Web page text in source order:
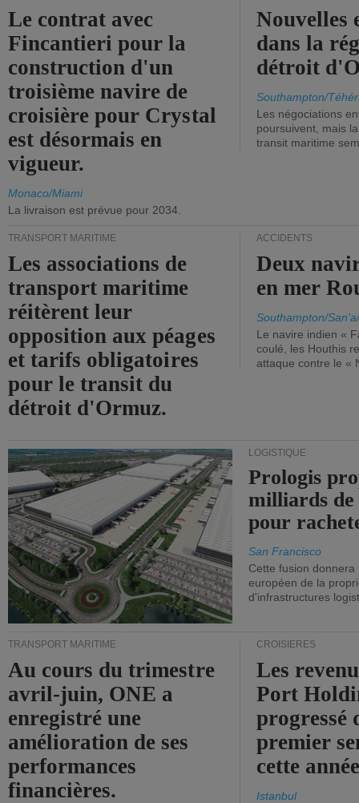
Le contrat avec
Fincantieri pour la
construction d'un
troisième navire de
croisière pour Crystal
est désormais en
vigueur.
Monaco/Miami
La livraison est prévue pour 2034.
Nouvelles
dans la
détroit
Southampton/
Les négociations
poursuivent, mais
transit maritime
TRANSPORT MARITIME
Les associations de
transport maritime
réitèrent leur
opposition aux péages
et tarifs obligatoires
pour le transit du
détroit d'Ormuz.
ACCIDENTS
Deux
en mer
Southampton/
Le navire indien «
coulé, les Houthis
attaque contre le «
LOGISTIQUE
Prologis
milliards
pour
San Francisco
Cette fusion
européen de la
d'infrastructures
TRANSPORT MARITIME
Au cours du trimestre
avril-juin, ONE a
enregistré une
amélioration de ses
performances
financières.
CROISIÈRES
Les
Port
progressé
premier
cette
Istanbul